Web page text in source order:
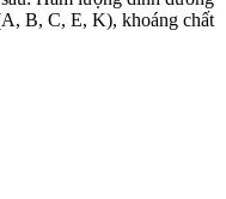
B, C, E, K), khoáng chất